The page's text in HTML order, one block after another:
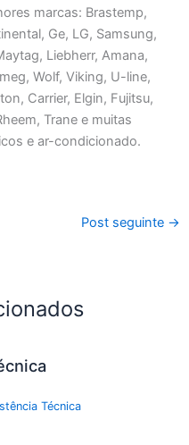
marcas: Brastemp,
Ge, LG, Samsung,
Liebherr, Amana,
Wolf, Viking, U-line,
Carrier, Elgin, Fujitsu,
Trane e muitas
e ar-condicionado.
Post seguinte →
Técnica